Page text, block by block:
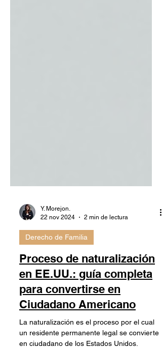
Y. Morejon.
22 nov 2024
2 min de lectura
Derecho de Familia
Proceso de naturalización
en EE.UU.: guía completa
para convertirse en
Ciudadano Americano
La naturalización es el proceso por el cual